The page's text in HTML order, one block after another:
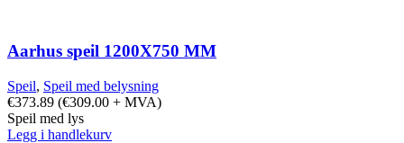
Aarhus speil 1200X750 MM
Speil, Speil med belysning
€373.89 (€309.00 + MVA)
Speil med lys
Legg i handlekurv